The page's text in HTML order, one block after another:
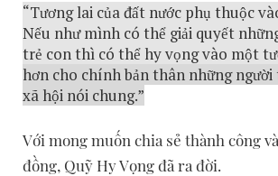
“Tương lai của đất nước phụ thuộc
Nếu như mình có thể giải quyết
trẻ con thì có thể hy vọng vào một
hơn cho chính bản thân những người
xã hội nói chung.”
Với mong muốn chia sẻ thành công
đồng, Quỹ Hy Vọng đã ra đời.